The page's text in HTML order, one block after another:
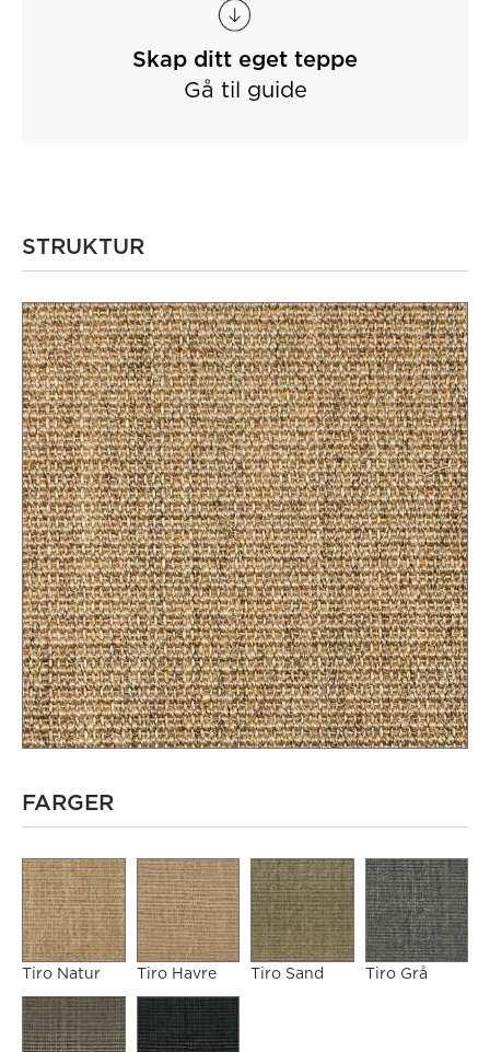
Skap ditt eget teppe
Gå til guide
STRUKTUR
FARGER
Tiro Natur Tiro Havre Tiro Sand Tiro Grå